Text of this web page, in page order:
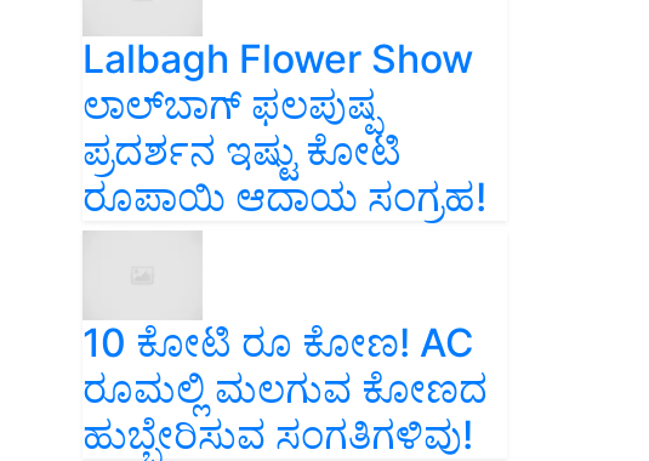
Lalbagh Flower Show
ಲಾಲ್‌ಬಾಗ್ ಫಲಪುಷ್ಪ
ಪ್ರದರ್ಶನ ಇಷ್ಟು ಕೋಟಿ
ರೂಪಾಯಿ ಆದಾಯ ಸಂಗ್ರಹ!
10 ಕೋಟಿ ರೂ ಕೋಣ! AC
ರೂಮಲ್ಲಿ ಮಲಗುವ ಕೋಣದ
ಹುಬ್ಬೇರಿಸುವ ಸಂಗತಿಗಳಿವು!